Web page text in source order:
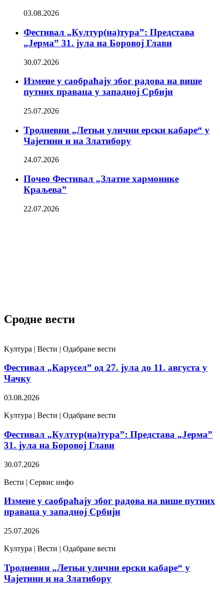
03.08.2026
Фестивал „Култур(на)тура”: Представа
„Јерма” 31. јула на Боровој Глави
30.07.2026
Измене у саобраћају због радова на више
путних праваца у западној Србији
25.07.2026
Тродневни „Летњи улични ерски кабаре“ у
Чајетини и на Златибору
24.07.2026
Почео Фестивал „Златне хармонике
Краљева”
22.07.2026
Сродне вести
Kултура | Вести | Одабране вести
Фестивал „Карусел” од 27. јула до 11. августа у
Чачку
03.08.2026
Kултура | Вести | Одабране вести
Фестивал „Култур(на)тура”: Представа „Јерма”
31. јула на Боровој Глави
30.07.2026
Вести | Сервис инфо
Измене у саобраћају због радова на више путних
праваца у западној Србији
25.07.2026
Kултура | Вести | Одабране вести
Тродневни „Летњи улични ерски кабаре“ у
Чајетини и на Златибору